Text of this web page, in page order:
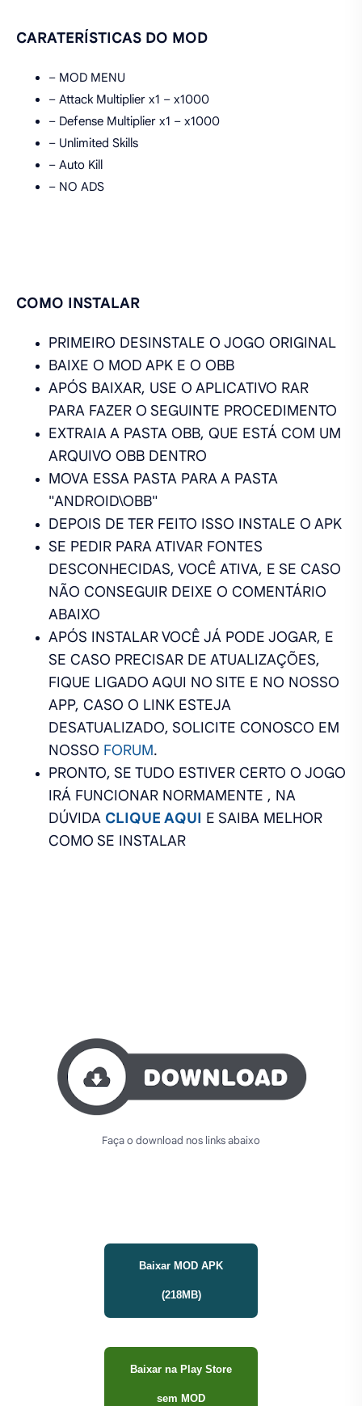
CARATERÍSTICAS DO MOD
– MOD MENU
– Attack Multiplier x1 – x1000
– Defense Multiplier x1 – x1000
– Unlimited Skills
– Auto Kill
– NO ADS
COMO INSTALAR
PRIMEIRO DESINSTALE O JOGO ORIGINAL
BAIXE O MOD APK E O OBB
APÓS BAIXAR, USE O APLICATIVO RAR
PARA FAZER O SEGUINTE PROCEDIMENTO
EXTRAIA A PASTA OBB, QUE ESTÁ COM UM
ARQUIVO OBB DENTRO
MOVA ESSA PASTA PARA A PASTA
"ANDROID\OBB"
DEPOIS DE TER FEITO ISSO INSTALE O APK
SE PEDIR PARA ATIVAR FONTES
DESCONHECIDAS, VOCÊ ATIVA, E SE CASO
NÃO CONSEGUIR DEIXE O COMENTÁRIO
ABAIXO
APÓS INSTALAR VOCÊ JÁ PODE JOGAR, E
SE CASO PRECISAR DE ATUALIZAÇÕES,
FIQUE LIGADO AQUI NO SITE E NO NOSSO
APP, CASO O LINK ESTEJA
DESATUALIZADO, SOLICITE CONOSCO EM
NOSSO FORUM.
PRONTO, SE TUDO ESTIVER CERTO O JOGO
IRÁ FUNCIONAR NORMAMENTE , NA
DÚVIDA CLIQUE AQUI E SAIBA MELHOR
COMO SE INSTALAR
Faça o download nos links abaixo
Baixar MOD APK
(218MB)
Baixar na Play Store
sem MOD